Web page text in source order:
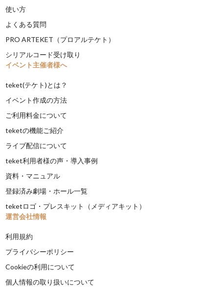
使い方
よくある質問
PRO ARTEKET（プロアルテケト）
シリアルコード受け取り
イベント主催者様へ
teket(テケト)とは？
イベント作成の方法
ご利用料金について
teketの機能ご紹介
ライブ配信について
teket利用者様の声・導入事例
資料・マニュアル
登録済み劇場・ホール一覧
teketロゴ・プレスキット（メディアキット）
運営会社情報
利用規約
プライバシーポリシー
Cookieの利用について
個人情報の取り扱いについて